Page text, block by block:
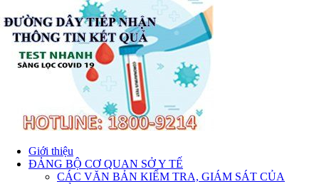
Giới thiệu
ĐẢNG BỘ CƠ QUAN SỞ Y TẾ
CÁC VĂN BẢN KIỂM TRA, GIÁM SÁT CỦA